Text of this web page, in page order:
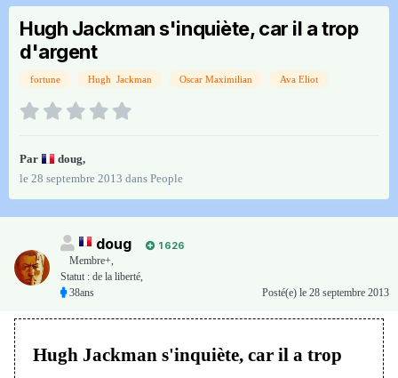
Hugh Jackman s'inquiète, car il a trop
d'argent
fortune Hugh Jackman Oscar Maximilian Ava Eliot
Par doug,
le 28 septembre 2013 dans People
doug
1 626
Membre+,
Statut : de la liberté,
38ans
Posté(e) le 28 septembre 2013
Hugh Jackman s'inquiète, car il a trop